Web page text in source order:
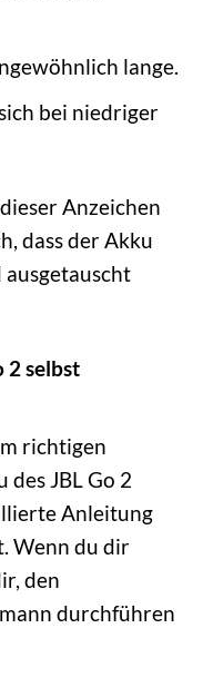
lange.
bei niedriger
Anzeichen
dass der Akku
ausgetauscht
2 selbst
richtigen
JBL Go 2
Anleitung
Wenn du dir
den
durchführen